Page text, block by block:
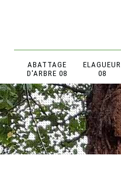
ABATTAGE
D'ARBRE 08
ELAGUEUR
08